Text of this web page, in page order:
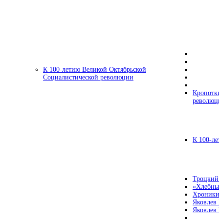
К 100-летию Великой Октябрьской
Социалистической революции
К 100-